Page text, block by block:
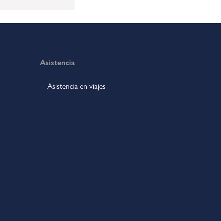
Asistencia
Asistencia en viajes